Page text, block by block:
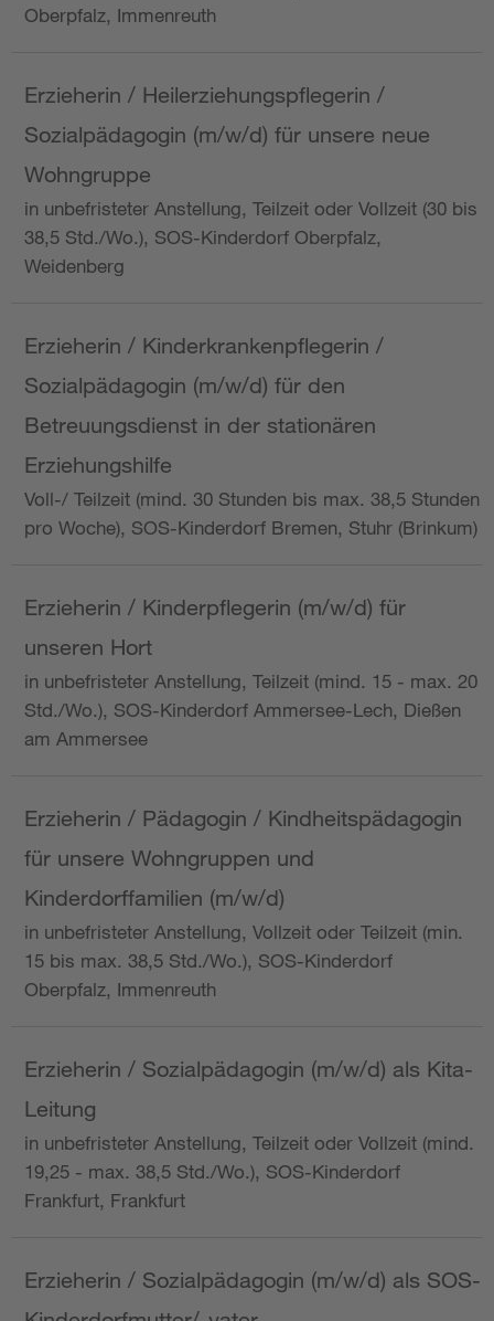
Oberpfalz, Immenreuth
Erzieherin / Heilerziehungspflegerin /
Sozialpädagogin (m/w/d) für unsere neue
Wohngruppe
in unbefristeter Anstellung, Teilzeit oder Vollzeit (30 bis
38,5 Std./Wo.), SOS-Kinderdorf Oberpfalz,
Weidenberg
Erzieherin / Kinderkrankenpflegerin /
Sozialpädagogin (m/w/d) für den
Betreuungsdienst in der stationären
Erziehungshilfe
Voll-/ Teilzeit (mind. 30 Stunden bis max. 38,5 Stunden
pro Woche), SOS-Kinderdorf Bremen, Stuhr (Brinkum)
Erzieherin / Kinderpflegerin (m/w/d) für
unseren Hort
in unbefristeter Anstellung, Teilzeit (mind. 15 - max. 20
Std./Wo.), SOS-Kinderdorf Ammersee-Lech, Dießen
am Ammersee
Erzieherin / Pädagogin / Kindheitspädagogin
für unsere Wohngruppen und
Kinderdorffamilien (m/w/d)
in unbefristeter Anstellung, Vollzeit oder Teilzeit (min.
15 bis max. 38,5 Std./Wo.), SOS-Kinderdorf
Oberpfalz, Immenreuth
Erzieherin / Sozialpädagogin (m/w/d) als Kita-
Leitung
in unbefristeter Anstellung, Teilzeit oder Vollzeit (mind.
19,25 - max. 38,5 Std./Wo.), SOS-Kinderdorf
Frankfurt, Frankfurt
Erzieherin / Sozialpädagogin (m/w/d) als SOS-